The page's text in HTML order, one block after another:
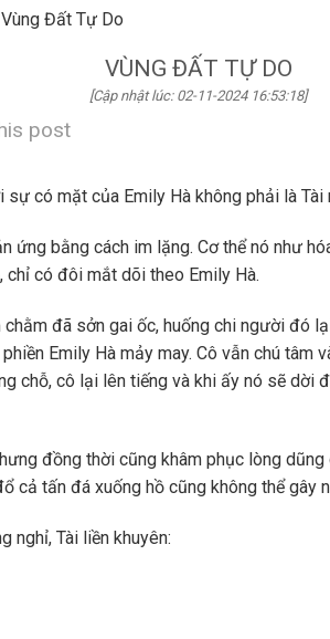
Vùng Đất Tự Do
VÙNG ĐẤT TỰ DO
[Cập nhật lúc: 02-11-2024 16:53:18]
post
có mặt của Emily Hà không phải là Tài
ứng bằng cách im lặng. Cơ thể nó như
chỉ có đôi mắt dõi theo Emily Hà.
đã sởn gai ốc, huống chi người đó
Emily Hà mảy may. Cô vẫn chú tâm
chỗ, cô lại lên tiếng và khi ấy nó sẽ dời
đồng thời cũng khâm phục lòng
cả tấn đá xuống hồ cũng không thể gây
nghỉ, Tài liền khuyên: